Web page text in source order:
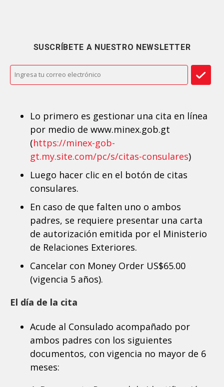
SUSCRÍBETE A NUESTRO NEWSLETTER
Lo primero es gestionar una cita en línea
por medio de www.minex.gob.gt
(https://minex-gob-
gt.my.site.com/pc/s/citas-consulares)
Luego hacer clic en el botón de citas
consulares.
En caso de que falten uno o ambos
padres, se requiere presentar una carta
de autorización emitida por el Ministerio
de Relaciones Exteriores.
Cancelar con Money Order US$65.00
(vigencia 5 años).
El día de la cita
Acude al Consulado acompañado por
ambos padres con los siguientes
documentos, con vigencia no mayor de 6
meses: